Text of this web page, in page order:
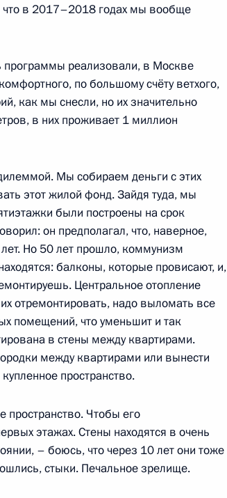
Мединским
Новодевичьего
Собяниным
в 2017–2018 годах мы вообще
программы реализовали, в Москве
по большому счёту ветхого,
как мы снесли, но их значительно
в них проживает 1 миллион
Мы собираем деньги с этих
этот жилой фонд. Зайдя туда, мы
были построены на срок
он предполагал, что, наверное,
Но 50 лет прошло, коммунизм
балконы, которые провисают, и,
Центральное отопление
отремонтировать, надо выломать все
помещений, что уменьшит и так
в стены между квартирами.
между квартирами или вынести
пространство.
пространство. Чтобы его
этажах. Стены находятся в очень
– боюсь, что через 10 лет они тоже
стыки. Печальное зрелище.